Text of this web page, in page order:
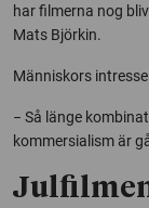
har filmerna nog
Mats Björkin.
Människors
− Så länge
kommersialism är